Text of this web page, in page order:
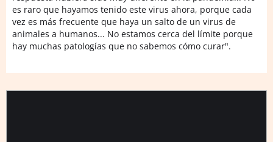
es raro que hayamos tenido este virus ahora, porque cada
vez es más frecuente que haya un salto de un virus de
animales a humanos... No estamos cerca del límite porque
hay muchas patologías que no sabemos cómo curar".